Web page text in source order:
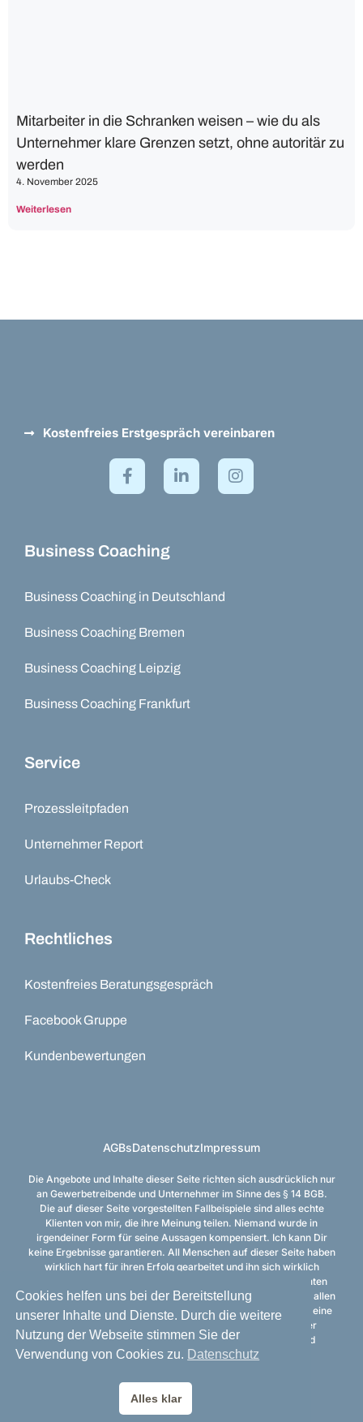
Mitarbeiter in die Schranken weisen – wie du als
Unternehmer klare Grenzen setzt, ohne autoritär zu
werden
4. November 2025
Weiterlesen
Kostenfreies Erstgespräch vereinbaren
Business Coaching
Business Coaching in Deutschland
Business Coaching Bremen
Business Coaching Leipzig
Business Coaching Frankfurt
Service
Prozessleitpfaden
Unternehmer Report
Urlaubs-Check
Rechtliches
Kostenfreies Beratungsgespräch
Facebook Gruppe
Kundenbewertungen
AGBsDatenschutzImpressum
Die Angebote und Inhalte dieser Seite richten sich ausdrücklich nur
an Gewerbetreibende und Unternehmer im Sinne des § 14 BGB.
Die auf dieser Seite vorgestellten Fallbeispiele sind alles echte
Klienten von mir, die ihre Meinung teilen. Niemand wurde in
irgendeiner Form für seine Aussagen kompensiert. Ich kann Dir
keine Ergebnisse garantieren. All Menschen auf dieser Seite haben
wirklich hart für ihren Erfolg gearbeitet und ihn sich wirklich
verdient, wurden aber von uns eins zu eins betreut und konnten
unsere Vorlagen nutzen. Ich möchte mich an dieser Stelle von allen
Schnell-Reich-Werden-Angeboten distanzieren. Dies hier ist eine
mit Coaching gestütztes Training einer (ins Handelsregister
eingetragenen) Firma aus der wunderschönen Kaiser- und
Hansestadt Tangermünde.
Cookies helfen uns bei der Bereitstellung
unserer Inhalte und Dienste. Durch die weitere
Nutzung der Webseite stimmen Sie der
Verwendung von Cookies zu. Datenschutz
Alles klar